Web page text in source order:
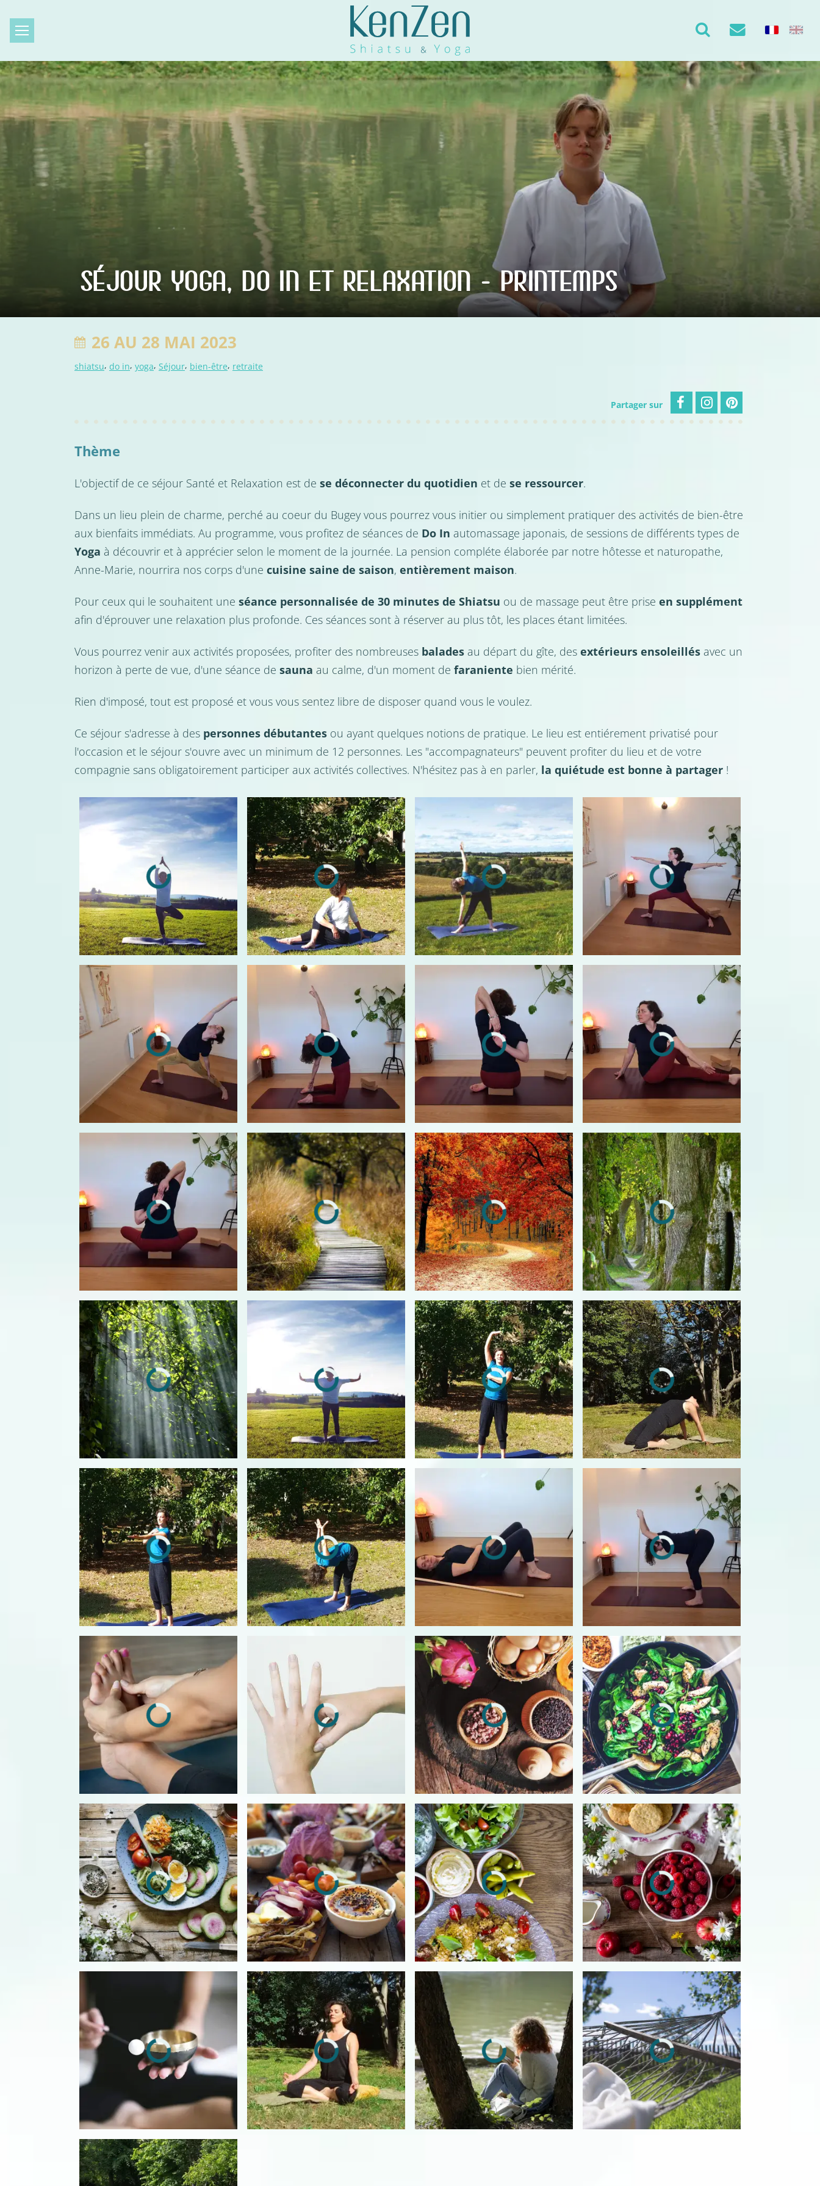
SÉJOUR YOGA, DO IN ET RELAXATION - PRINTEMPS
26 AU 28 MAI 2023
shiatsu, do in, yoga, Séjour, bien-être, retraite
Partager sur
Thème
L'objectif de ce séjour Santé et Relaxation est de se déconnecter du quotidien et de se ressourcer.
Dans un lieu plein de charme, perché au coeur du Bugey vous pourrez vous initier ou simplement pratiquer des activités de bien-être
aux bienfaits immédiats. Au programme, vous profitez de séances de Do In automassage japonais, de sessions de différents types de
Yoga à découvrir et à apprécier selon le moment de la journée. La pension compléte élaborée par notre hôtesse et naturopathe,
Anne-Marie, nourrira nos corps d'une cuisine saine de saison, entièrement maison.
Pour ceux qui le souhaitent une séance personnalisée de 30 minutes de Shiatsu ou de massage peut être prise en supplément
afin d'éprouver une relaxation plus profonde. Ces séances sont à réserver au plus tôt, les places étant limitées.
Vous pourrez venir aux activités proposées, profiter des nombreuses balades au départ du gîte, des extérieurs ensoleillés avec un
horizon à perte de vue, d'une séance de sauna au calme, d'un moment de faraniente bien mérité.
Rien d'imposé, tout est proposé et vous vous sentez libre de disposer quand vous le voulez.
Ce séjour s'adresse à des personnes débutantes ou ayant quelques notions de pratique. Le lieu est entiérement privatisé pour
l'occasion et le séjour s'ouvre avec un minimum de 12 personnes. Les "accompagnateurs" peuvent profiter du lieu et de votre
compagnie sans obligatoirement participer aux activités collectives. N'hésitez pas à en parler, la quiétude est bonne à partager !